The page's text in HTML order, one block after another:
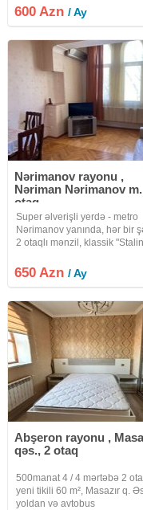
mərtəbəli binanın 13-cü
mərtəbəsində yerləşir. 30 Azn
Azn.
600 Azn/ Ay
Nərimanov rayonu ,
Nəriman Nərimanov
otaq
Super əlverişli yerdə - metro
Nərimanov yanında, hər bir
2 otaqlı mənzil, klassik
Kombi Ariston, yataq və
mebeli, parket, TV+internet,
650 Azn/ Ay
Abşeron rayonu ,
qəs., 2 otaq
500manat 4 / 4 mərtəbə 2
yeni tikili 60 m², Masazır q.
yoldan və avtobus